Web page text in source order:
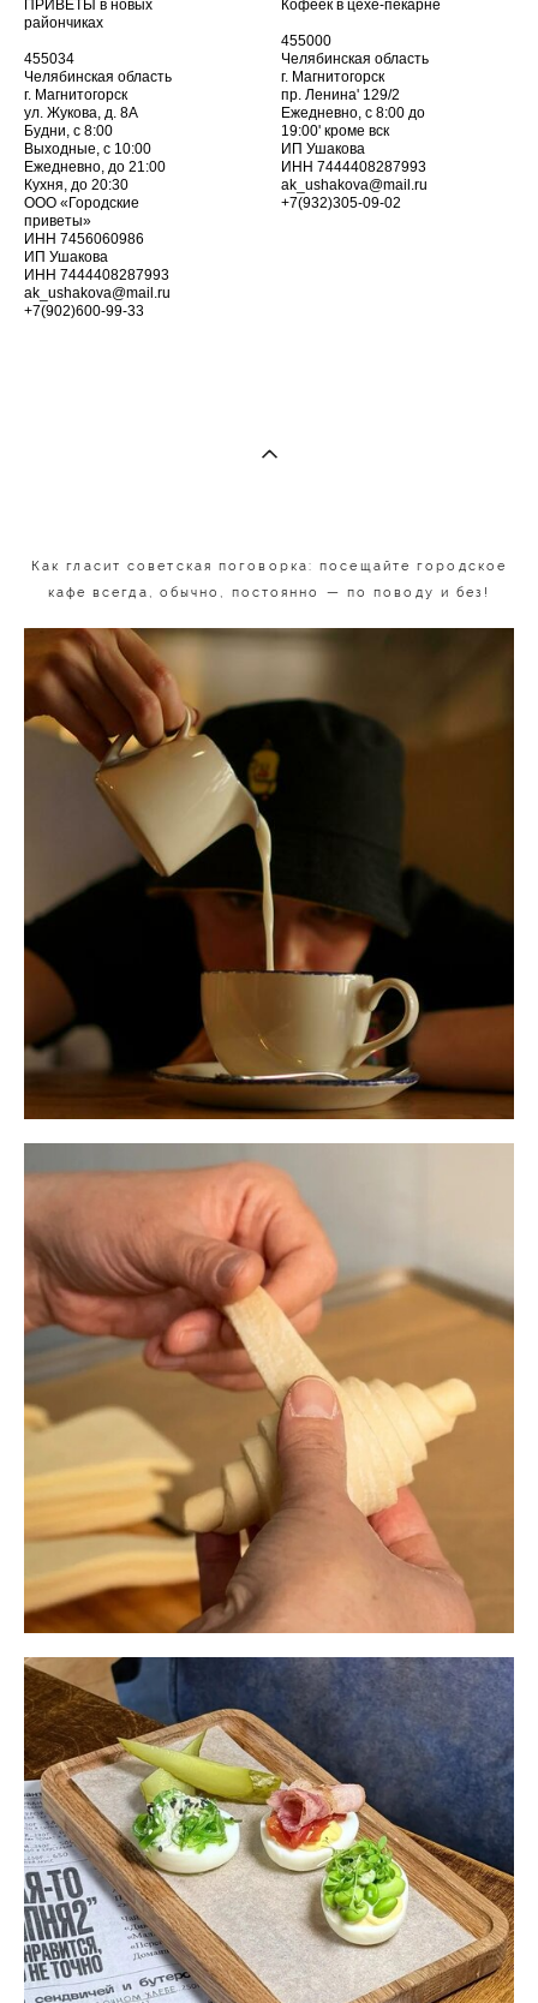
ПРИВЕТЫ в новых
райончиках
455034
Челябинская область
г. Магнитогорск
ул. Жукова, д. 8А
Будни, с 8:00
Выходные, с 10:00
Ежедневно, до 21:00
Кухня, до 20:30
ООО «Городские
приветы»
ИНН 7456060986
ИП Ушакова
ИНН 7444408287993
ak_ushakova@mail.ru
+7(902)600-99-33
Кофеёк в цехе-пекарне
455000
Челябинская область
г. Магнитогорск
пр. Ленина' 129/2
Ежедневно, с 8:00 до
19:00' кроме вск
ИП Ушакова
ИНН 7444408287993
ak_ushakova@mail.ru
+7(932)305-09-02
Как гласит советская поговорка: посещайте городское
кафе всегда, обычно, постоянно — по поводу и без!